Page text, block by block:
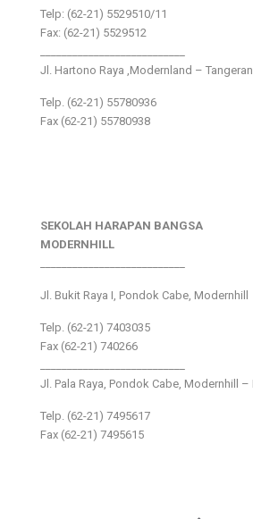
Telp: (62-21) 5529510/11
Fax: (62-21) 5529512
Jl. Hartono Raya ,Modernland –
Telp. (62-21) 55780936
Fax (62-21) 55780938
SEKOLAH HARAPAN BANGSA
MODERNHILL
Jl. Bukit Raya I, Pondok Cabe,
Telp. (62-21) 7403035
Fax (62-21) 740266
Jl. Pala Raya, Pondok Cabe, Modernhill –
Telp. (62-21) 7495617
Fax (62-21) 7495615